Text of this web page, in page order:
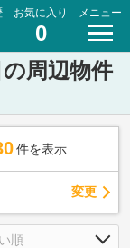
お気に入り
0
メニュー
周辺物件
件を表示
変更